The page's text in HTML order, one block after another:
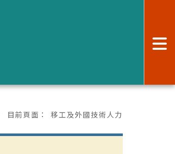
目前頁面： 移工及外國技術人力